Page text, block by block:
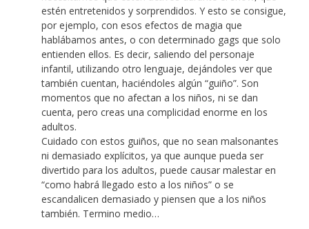
estén entretenidos y sorprendidos. Y esto se consigue,
por ejemplo, con esos efectos de magia que
hablábamos antes, o con determinado gags que solo
entienden ellos. Es decir, saliendo del personaje
infantil, utilizando otro lenguaje, dejándoles ver que
también cuentan, haciéndoles algún “guiño”. Son
momentos que no afectan a los niños, ni se dan
cuenta, pero creas una complicidad enorme en los
adultos.
Cuidado con estos guiños, que no sean malsonantes
ni demasiado explícitos, ya que aunque pueda ser
divertido para los adultos, puede causar malestar en
“como habrá llegado esto a los niños” o se
escandalicen demasiado y piensen que a los niños
también. Termino medio…